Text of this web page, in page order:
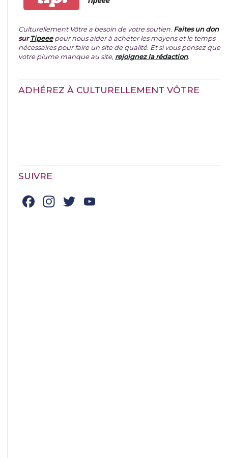
Culturellement Vôtre a besoin de votre soutien. Faites un don
surTipeeepour nous aider à acheter les moyens et le temps
nécessaires pour faire un site de qualité. Et si vous pensez que
votre plume manque au site, rejoignez la rédaction.
ADHÉREZ À CULTURELLEMENT VÔTRE
SUIVRE
Facebook
Instagram
Twitter